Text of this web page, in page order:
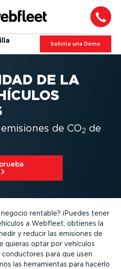
Solicita una Demo
DE LA
de CO2 de
rentable? ¡Puedes tener
a Webfleet, obtienes la
y reducir las emisiones de
quieras optar por vehículos
para que usen
las herra­mientas para hacerlo